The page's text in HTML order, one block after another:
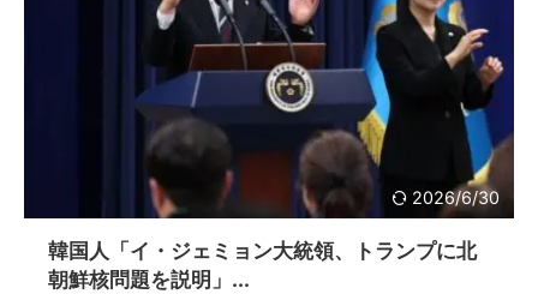
2026/6/30
韓国人「イ・ジェミョン大統領、トランプに北
朝鮮核問題を説明」...